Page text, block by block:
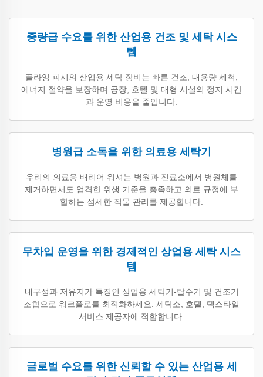
중량급 수요를 위한 산업용 건조 및 세탁 시스
템
플라잉 피시의 산업용 세탁 장비는 빠른 건조, 대용량 세척,
에너지 절약을 보장하며 공장, 호텔 및 대형 시설의 정지 시간
과 운영 비용을 줄입니다.
병원급 소독을 위한 의료용 세탁기
우리의 의료용 배리어 워셔는 병원과 진료소에서 병원체를
제거하면서도 엄격한 위생 기준을 충족하고 의료 규정에 부
합하는 섬세한 직물 관리를 제공합니다.
무차입 운영을 위한 경제적인 상업용 세탁 시스
템
내구성과 저유지가 특징인 상업용 세탁기-탈수기 및 건조기
조합으로 워크플로를 최적화하세요. 세탁소, 호텔, 텍스타일
서비스 제공자에 적합합니다.
글로벌 수요를 위한 신뢰할 수 있는 산업용 세